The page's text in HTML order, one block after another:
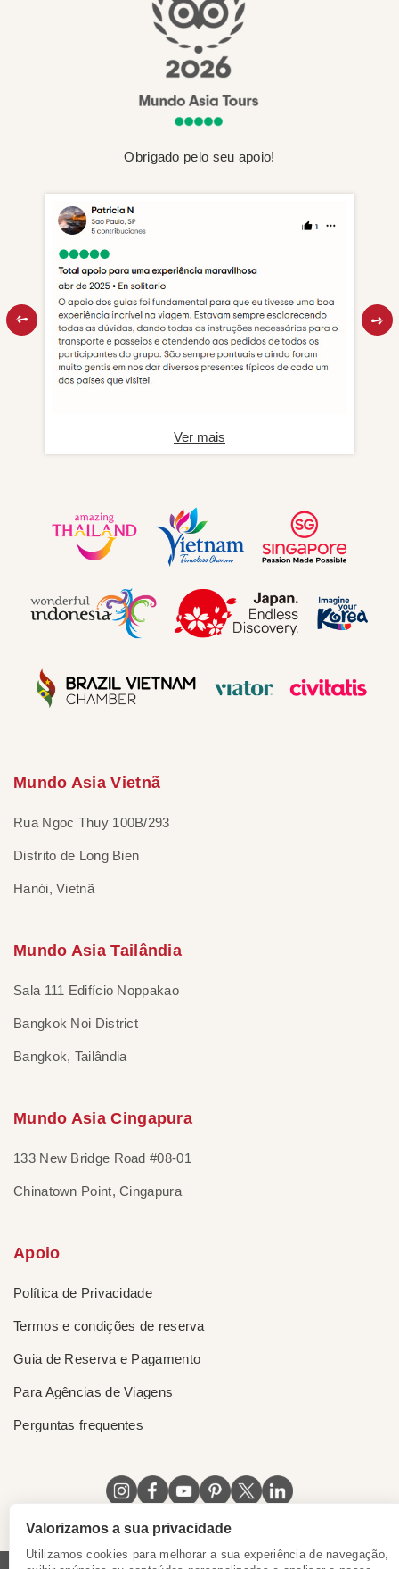
Obrigado pelo seu apoio!
Ver mais
Mundo Asia Vietnã
Rua Ngoc Thuy 100B/293
Distrito de Long Bien
Hanói, Vietnã
Mundo Asia Tailândia
Sala 111 Edifício Noppakao
Bangkok Noi District
Bangkok, Tailândia
Mundo Asia Cingapura
133 New Bridge Road #08-01
Chinatown Point, Cingapura
Apoio
Política de Privacidade
Termos e condições de reserva
Guia de Reserva e Pagamento
Para Agências de Viagens
Perguntas frequentes
Valorizamos a sua privacidade
Utilizamos cookies para melhorar a sua experiência de navegação,